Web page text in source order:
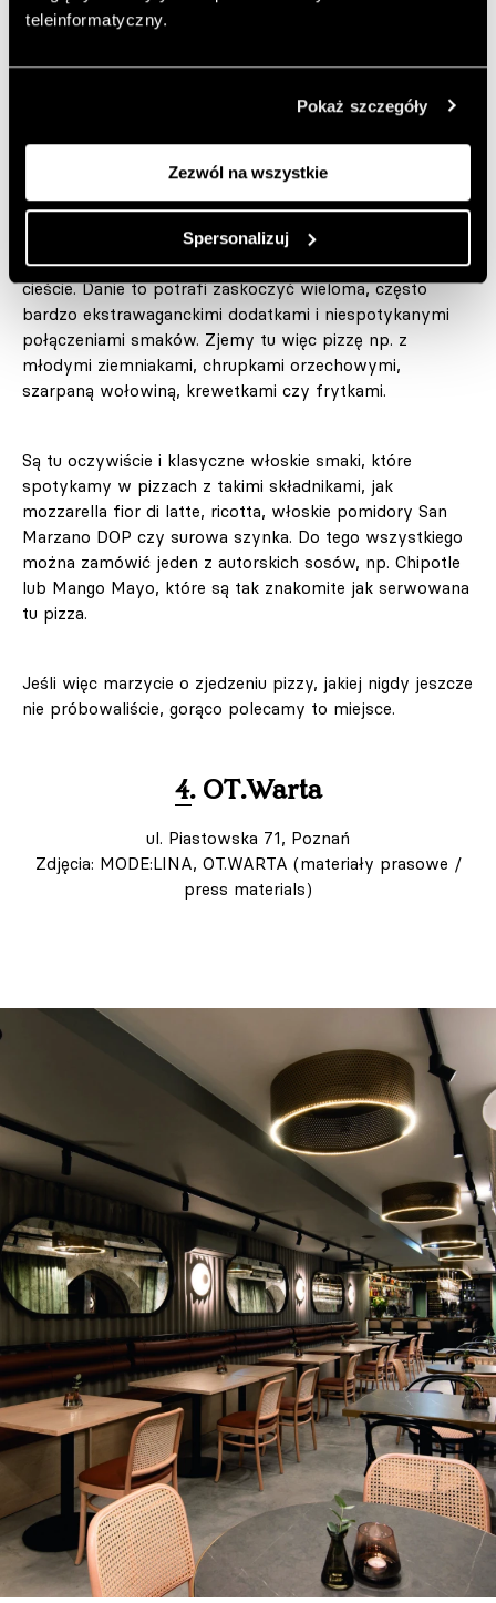
teleinformatyczny.
Pokaż szczegóły
Zezwól na wszystkie
Spersonalizuj
Inspiracją dla wyglądu lokalu była włoska gościnność i
kultura streetfoodu. Uwagę zwracają tu wspaniałe
lastryko. Wnętrze ożywiają neony i rośliny, które
W Przyjemności serwuje się pizzę w kalifornijskim stylu,
na mocno napowietrzonym, długo dojrzewającym
cieście. Danie to potrafi zaskoczyć wieloma, często
bardzo ekstrawaganckimi dodatkami i niespotykanymi
połączeniami smaków. Zjemy tu więc pizzę np. z
młodymi ziemniakami, chrupkami orzechowymi,
szarpaną wołowiną, krewetkami czy frytkami.
Są tu oczywiście i klasyczne włoskie smaki, które
spotykamy w pizzach z takimi składnikami, jak
mozzarella fior di latte, ricotta, włoskie pomidory San
Marzano DOP czy surowa szynka. Do tego wszystkiego
można zamówić jeden z autorskich sosów, np. Chipotle
lub Mango Mayo, które są tak znakomite jak serwowana
tu pizza.
Jeśli więc marzycie o zjedzeniu pizzy, jakiej nigdy jeszcze
nie próbowaliście, gorąco polecamy to miejsce.
4. OT.Warta
ul. Piastowska 71, Poznań
Zdjęcia: MODE:LINA, OT.WARTA (materiały prasowe /
press materials)